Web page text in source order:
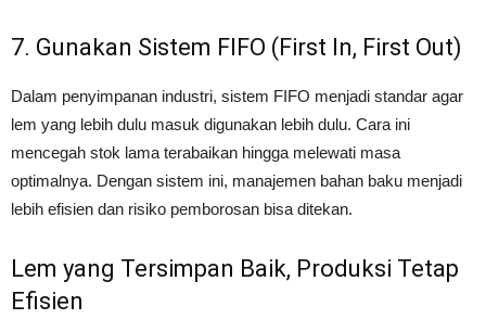
7. Gunakan Sistem FIFO (First In, First Out)
Dalam penyimpanan industri, sistem FIFO menjadi standar agar
lem yang lebih dulu masuk digunakan lebih dulu. Cara ini
mencegah stok lama terabaikan hingga melewati masa
optimalnya. Dengan sistem ini, manajemen bahan baku menjadi
lebih efisien dan risiko pemborosan bisa ditekan.
Lem yang Tersimpan Baik, Produksi Tetap
Efisien